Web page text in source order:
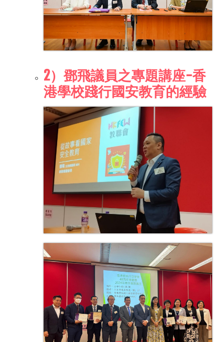
2）鄧飛議員之專題講座-香
港學校踐行國安教育的經驗